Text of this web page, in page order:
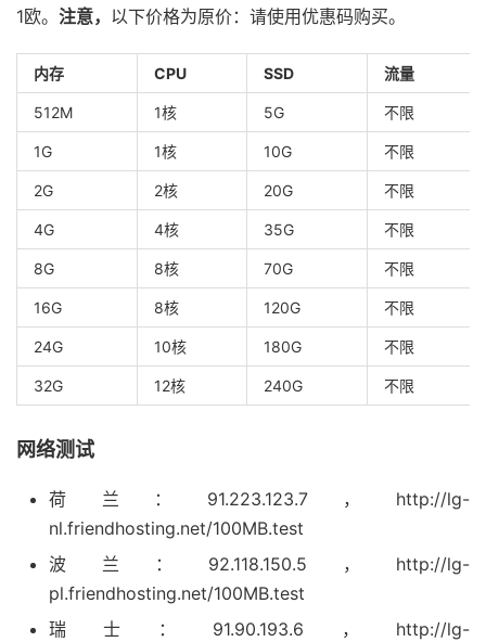
1欧。 注意， 以下价格为原价：请使用优惠码购买。
内存 CPU SSD 流量
512M 1核 5G 不限
1G 1核 10G 不限
2G 2核 20G 不限
4G 4核 35G 不限
8G 8核 70G 不限
16G 8核 120G 不限
24G 10核 180G 不限
32G 12核 240G 不限
网络测试
荷兰：91.223.123.7，http://lg-
nl.friendhosting.net/100MB.test
波兰：92.118.150.5，http://lg-
pl.friendhosting.net/100MB.test
瑞士：91.90.193.6，http://lg-